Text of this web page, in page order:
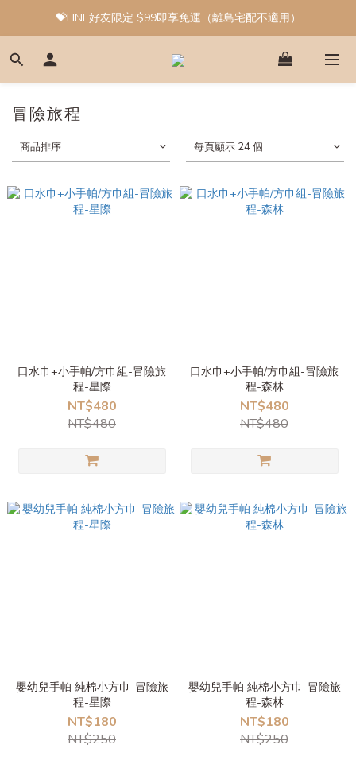
💝LINE好友限定 $99即享免運（離島宅配不適用）
冒險旅程
商品排序 每頁顯示 24 個
口水巾+小手帕/方巾組-冒險旅
程-星際
NT$480
NT$480
口水巾+小手帕/方巾組-冒險旅
程-森林
NT$480
NT$480
嬰幼兒手帕 純棉小方巾-冒險旅
程-星際
NT$180
NT$250
嬰幼兒手帕 純棉小方巾-冒險旅
程-森林
NT$180
NT$250